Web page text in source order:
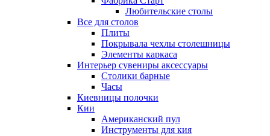
Любительские столы
Все для столов
Плиты
Покрывала чехлы столешницы
Элементы каркаса
Интерьер сувениры аксессуары
Столики барные
Часы
Киевницы полочки
Кии
Американский пул
Инструменты для кия